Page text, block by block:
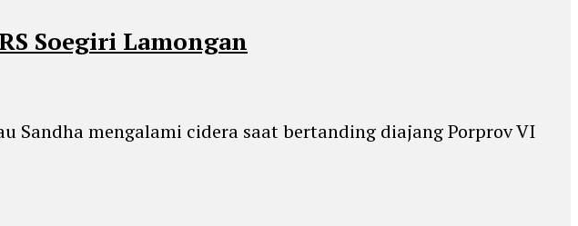
Soegiri Lamongan
Sandha mengalami cidera saat bertanding diajang Porprov VI